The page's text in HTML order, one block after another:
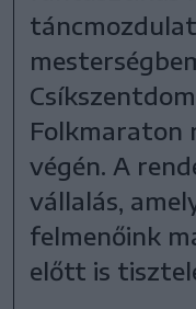
Folkmaraton
végén. A
vállalás,
felmenőink
előtt is